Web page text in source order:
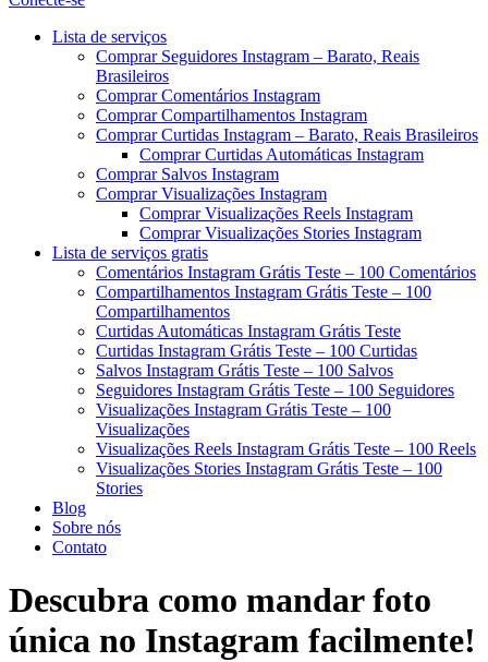
Menu
Lista de serviços
Comprar Seguidores Instagram – Barato, Reais
Brasileiros
Comprar Comentários Instagram
Comprar Compartilhamentos Instagram
Comprar Curtidas Instagram – Barato, Reais Brasileiros
Comprar Curtidas Automáticas Instagram
Comprar Salvos Instagram
Comprar Visualizações Instagram
Comprar Visualizações Reels Instagram
Comprar Visualizações Stories Instagram
Lista de serviços gratis
Comentários Instagram Grátis Teste – 100 Comentários
Compartilhamentos Instagram Grátis Teste – 100
Compartilhamentos
Curtidas Automáticas Instagram Grátis Teste
Curtidas Instagram Grátis Teste – 100 Curtidas
Salvos Instagram Grátis Teste – 100 Salvos
Seguidores Instagram Grátis Teste – 100 Seguidores
Visualizações Instagram Grátis Teste – 100
Visualizações
Visualizações Reels Instagram Grátis Teste – 100 Reels
Visualizações Stories Instagram Grátis Teste – 100
Stories
Blog
Sobre nós
Contato
Descubra como mandar foto
única no Instagram facilmente!